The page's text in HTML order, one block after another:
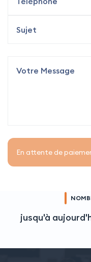
En attente de
jusqu'à